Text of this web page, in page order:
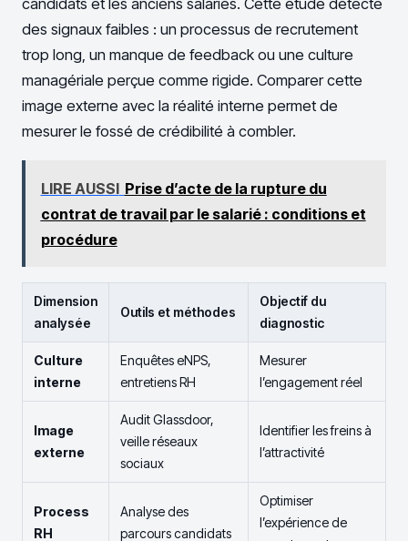
des signaux faibles : un processus de recrutement
trop long, un manque de feedback ou une culture
managériale perçue comme rigide. Comparer cette
image externe avec la réalité interne permet de
mesurer le fossé de crédibilité à combler.
LIRE AUSSI Prise d’acte de la rupture du
contrat de travail par le salarié : conditions et
procédure
Dimension
analysée
Outils et méthodes
Objectif du
diagnostic
Culture
interne
Enquêtes eNPS,
entretiens RH
Mesurer
l’engagement réel
Image
externe
Audit Glassdoor,
veille réseaux
sociaux
Identifier les freins à
l’attractivité
Process
RH
Analyse des
parcours candidats
Optimiser
l’expérience de